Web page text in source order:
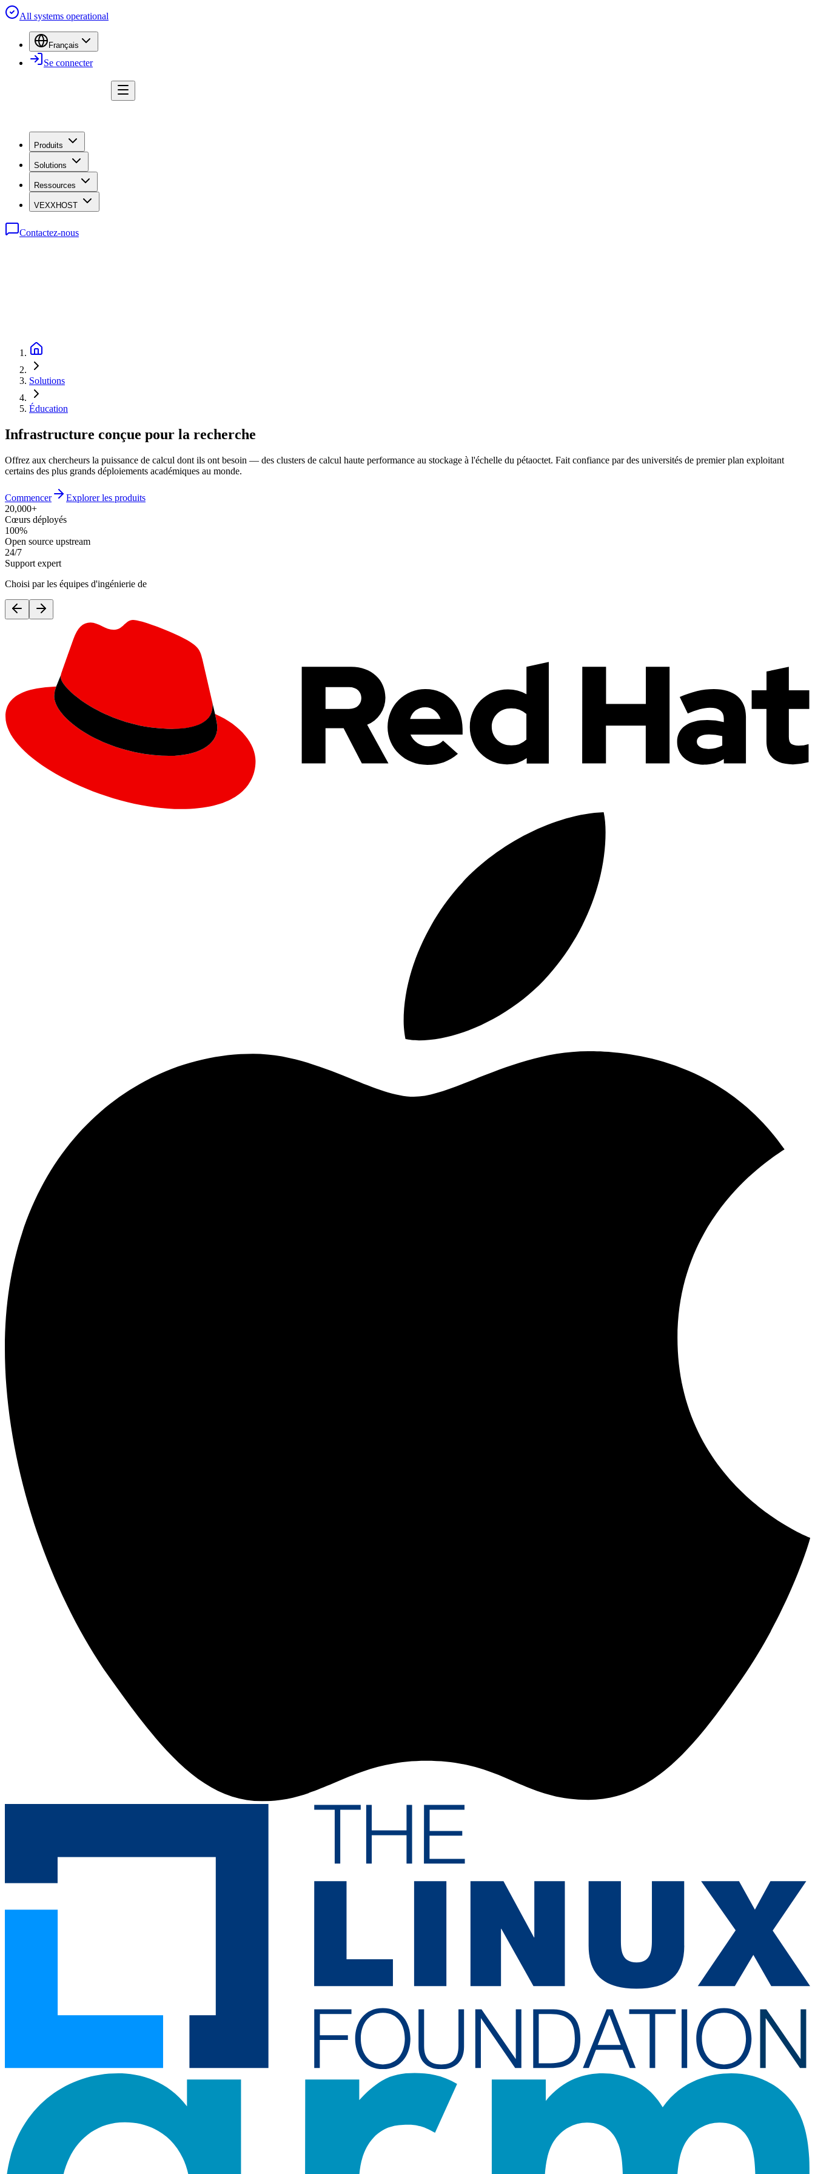
All systems operational
Français
Se connecter
Produits
Solutions
Ressources
VEXXHOST
Contactez-nous
Solutions
Éducation
Infrastructure conçue pour la recherche
Offrez aux chercheurs la puissance de calcul dont ils ont besoin — des clusters de calcul haute performance au stockage à l'échelle du pétaoctet. Fait confiance par des universités de premier plan exploitant
certains des plus grands déploiements académiques au monde.
Commencer
Explorer les produits
20,000+
Cœurs déployés
100%
Open source upstream
24/7
Support expert
Choisi par les équipes d'ingénierie de